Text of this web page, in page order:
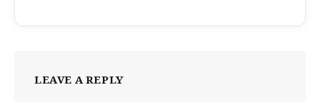
LEAVE A REPLY